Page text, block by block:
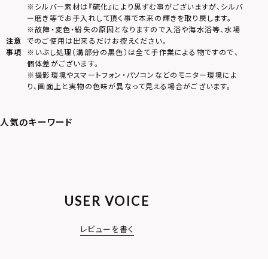
注意
事項
※シルバー素材は『硫化』により黒ずむ事がございますが、シルバ
ー磨き等でお手入れして頂く事で本来の輝きを取り戻します。
※故障・変色・紛失の原因となりますので入浴や海水浴等、水場
でのご使用は出来るだけお控えください。
※いぶし処理（溝部分の黒色）は全て手作業による物ですので、
個体差がございます。
※撮影環境やスマートフォン・パソコンなどのモニター環境によ
り、画面上と実物の色味が異なって見える場合がございます。
USER VOICE
レビューを書く